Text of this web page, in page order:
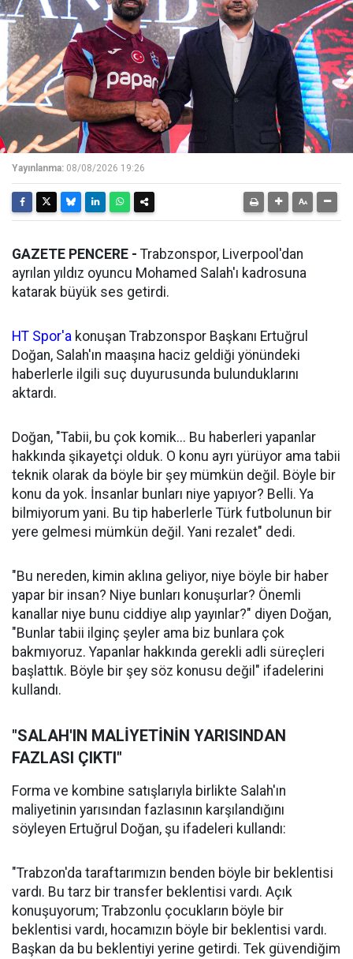
Yayınlanma: 08/08/2026 19:26
GAZETE PENCERE - Trabzonspor, Liverpool'dan
ayrılan yıldız oyuncu Mohamed Salah'ı kadrosuna
katarak büyük ses getirdi.
HT Spor'a konuşan Trabzonspor Başkanı Ertuğrul
Doğan, Salah'ın maaşına haciz geldiği yönündeki
haberlerle ilgili suç duyurusunda bulunduklarını
aktardı.
Doğan, "Tabii, bu çok komik... Bu haberleri yapanlar
hakkında şikayetçi olduk. O konu ayrı yürüyor ama tabii
teknik olarak da böyle bir şey mümkün değil. Böyle bir
konu da yok. İnsanlar bunları niye yapıyor? Belli. Ya
bilmiyorum yani. Bu tip haberlerle Türk futbolunun bir
yere gelmesi mümkün değil. Yani rezalet" dedi.
"Bu nereden, kimin aklına geliyor, niye böyle bir haber
yapar bir insan? Niye bunları konuşurlar? Önemli
kanallar niye bunu ciddiye alıp yayınlar?" diyen Doğan,
"Bunlar tabii ilginç şeyler ama biz bunlara çok
bakmıyoruz. Yapanlar hakkında gerekli adli süreçleri
başlattık. Böyle bir şey söz konusu değil" ifadelerini
kullandı.
"SALAH'IN MALİYETİNİN YARISINDAN
FAZLASI ÇIKTI"
Forma ve kombine satışlarıyla birlikte Salah'ın
maliyetinin yarısından fazlasının karşılandığını
söyleyen Ertuğrul Doğan, şu ifadeleri kullandı:
"Trabzon'da taraftarımızın benden böyle bir beklentisi
vardı. Bu tarz bir transfer beklentisi vardı. Açık
konuşuyorum; Trabzonlu çocukların böyle bir
beklentisi vardı, hocamızın böyle bir beklentisi vardı.
Başkan da bu beklentiyi yerine getirdi. Tek güvendiğim